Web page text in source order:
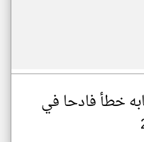
خطأ فادحا في